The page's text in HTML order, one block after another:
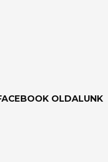
OLDALUNK